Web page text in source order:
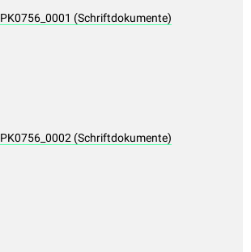
PK0756_0001 (Schriftdokumente)
PK0756_0002 (Schriftdokumente)